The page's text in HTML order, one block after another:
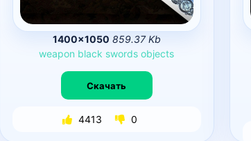
1400×1050 859.37 Kb
weapon black swords objects
Скачать
4413 0